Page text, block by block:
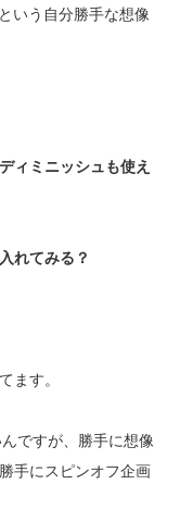
いう自分勝手な想像
ィミニッシュも使え
れてみる？
ます。
ですが、勝手に想像
手にスピンオフ企画